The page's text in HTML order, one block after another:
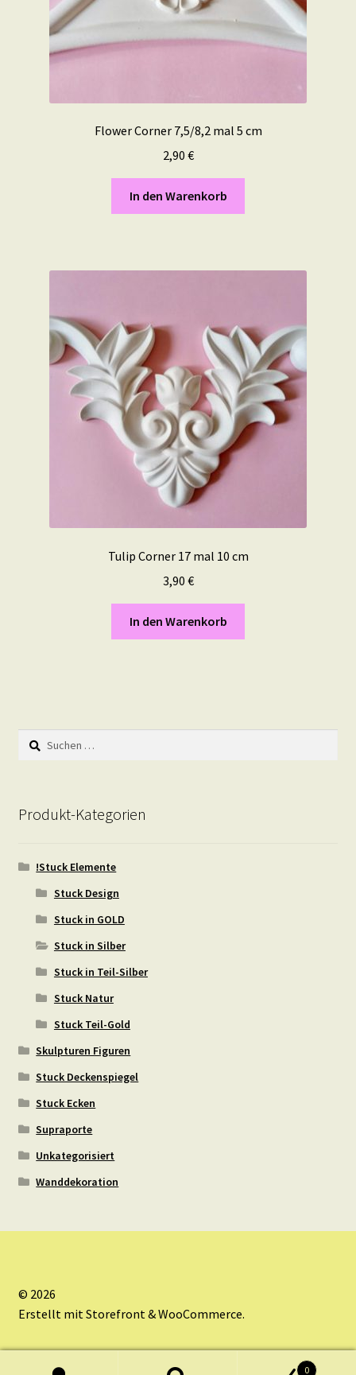
Flower Corner 7,5/8,2 mal 5 cm
2,90 €
In den Warenkorb
Tulip Corner 17 mal 10 cm
3,90 €
In den Warenkorb
Suchen
nach:
Produkt-Kategorien
!Stuck Elemente
Stuck Design
Stuck in GOLD
Stuck in Silber
Stuck in Teil-Silber
Stuck Natur
Stuck Teil-Gold
Skulpturen Figuren
Stuck Deckenspiegel
Stuck Ecken
Supraporte
Unkategorisiert
Wanddekoration
© 2026
Erstellt mit Storefront & WooCommerce.
0